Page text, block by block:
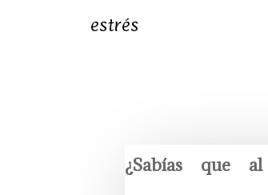
estrés
¿Sabías que